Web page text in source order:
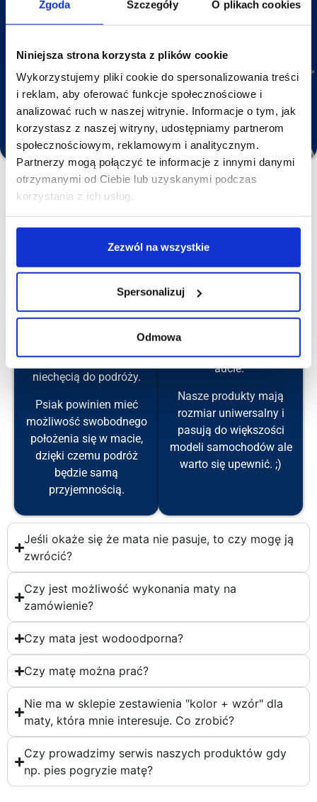
Zgoda Szczegóły O plikach cookies
Niniejsza strona korzysta z plików cookie
Wykorzystujemy pliki cookie do spersonalizowania treści
i reklam, aby oferować funkcje społecznościowe i
analizować ruch w naszej witrynie. Informacje o tym, jak
korzystasz z naszej witryny, udostępniamy partnerom
społecznościowym, reklamowym i analitycznym.
Partnerzy mogą połączyć te informacje z innymi danymi
otrzymanymi od Ciebie lub uzyskanymi podczas
korzystania z ich usług.
Zezwól na wszystkie
Spersonalizuj
Odmowa
doradztwa przy wyborze idealnego produktu, przez
wsparcie w składaniu zamówienia, aż po rozwiązanie
najlepszym wyborem.
Napisz do nas
Zadzwoń do nas
FAQ - często zadawane pytania
Jak najlepiej dobrać matę dla mojego pupila?
Najważniejszy jest wybór
maty pod wielkość psiego
pasażera.
powinna być za mała, bo
może się to skończyć
niechęcią do podróży.
Psiak powinien mieć
możliwość swobodnego
położenia się w macie,
dzięki czemu podróż
będzie samą
przyjemnością.
Krok 2
Porównaj wymiary
produktu, który Cię
interesuje i sprawdź czy
aucie.
Nasze produkty mają
rozmiar uniwersalny i
pasują do większości
modeli samochodów ale
warto się upewnić. ;)
Jeśli okaże się że mata nie pasuje, to czy mogę ją
zwrócić?
Czy jest możliwość wykonania maty na
zamówienie?
Czy mata jest wodoodporna?
Czy matę można prać?
Nie ma w sklepie zestawienia "kolor + wzór" dla
maty, która mnie interesuje. Co zrobić?
Czy prowadzimy serwis naszych produktów gdy
np. pies pogryzie matę?